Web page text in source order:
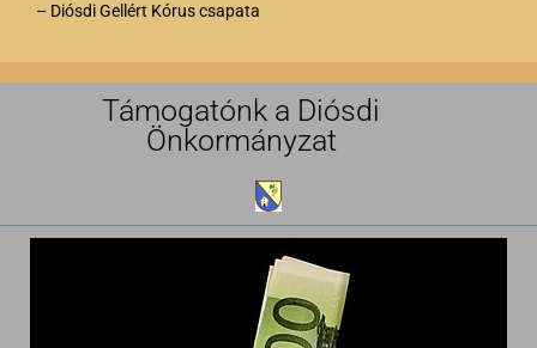
– Diósdi Gellért Kórus csapata
Támogatónk a Diósdi
Önkormányzat